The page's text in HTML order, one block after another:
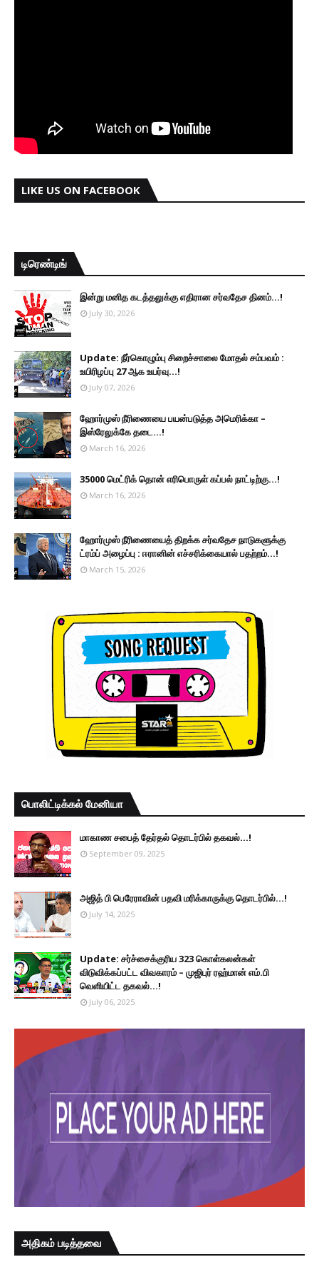
LIKE US ON FACEBOOK
டிரெண்டிங்
இன்று மனித கடத்தலுக்கு எதிரான சர்வதேச தினம்...!
July 30, 2026
Update: நீர்கொழும்பு சிறைச்சாலை மோதல் சம்பவம் :
உயிரிழப்பு 27 ஆக உயர்வு...!
July 07, 2026
ஹோர்முஸ் நீரிணையை பயன்படுத்த அமெரிக்கா –
இஸ்ரேலுக்கே தடை...!
March 16, 2026
35000 மெட்ரிக் தொன் எரிபொருள் கப்பல் நாட்டிற்கு...!
March 16, 2026
ஹோர்முஸ் நீரிணையைத் திறக்க சர்வதேச நாடுகளுக்கு
ட்ரம்ப் அழைப்பு : ஈரானின் எச்சரிக்கையால் பதற்றம்...!
March 15, 2026
பொலிட்டிக்கல் மேனியா
மாகாண சபைத் தேர்தல் தொடர்பில் தகவல்...!
September 09, 2025
அஜித் பி பெரேராவின் பதவி மரிக்காருக்கு தொடர்பில்...!
July 14, 2025
Update: சர்ச்சைக்குரிய 323 கொள்கலன்கள்
விடுவிக்கப்பட்ட விவகாரம் – முஜிபுர் ரஹ்மான் எம்.பி
வெளியிட்ட தகவல்...!
July 06, 2025
அதிகம் படித்தவை